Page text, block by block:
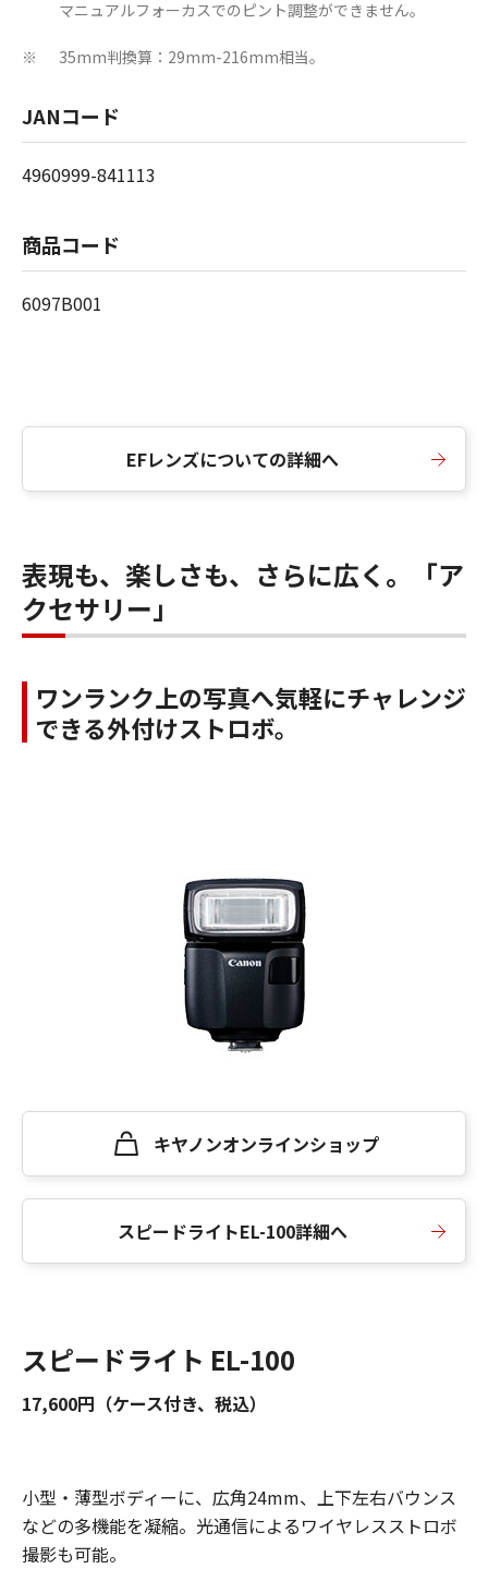
マニュアルフォーカスでのピント調整ができません。
※ 35mm判換算：29mm-216mm相当。
JANコード
4960999-841113
商品コード
6097B001
EFレンズについての詳細へ
表現も、楽しさも、さらに広く。「ア
クセサリー」
ワンランク上の写真へ気軽にチャレンジ
できる外付けストロボ。
スピードライト EL-100
17,600円（ケース付き、税込）
小型・薄型ボディーに、広角24mm、上下左右バウンス
などの多機能を凝縮。光通信によるワイヤレスストロボ
撮影も可能。
キヤノンオンラインショップ
スピードライトEL-100詳細へ